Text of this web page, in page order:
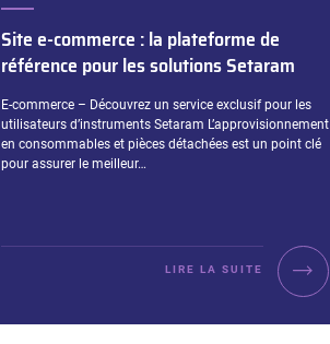
Site e-commerce : la plateforme de
référence pour les solutions Setaram
Extrait :
E-commerce – Découvrez un service exclusif pour les
utilisateurs d’instruments Setaram L’approvisionnement
en consommables et pièces détachées est un point clé
pour assurer le meilleur…
LIRE LA SUITE